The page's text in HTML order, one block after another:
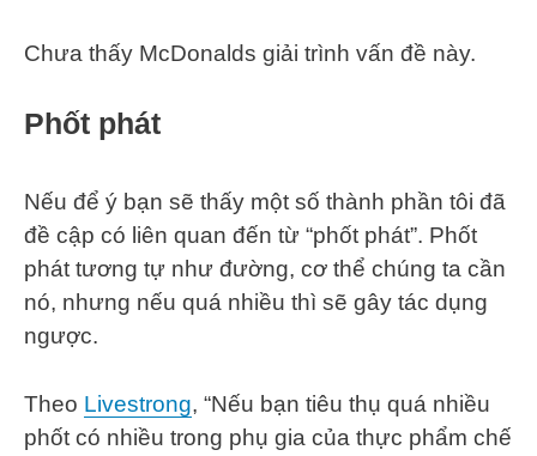
Chưa thấy McDonalds giải trình vấn đề này.
Phốt phát
Nếu để ý bạn sẽ thấy một số thành phần tôi đã
đề cập có liên quan đến từ “phốt phát”. Phốt
phát tương tự như đường, cơ thể chúng ta cần
nó, nhưng nếu quá nhiều thì sẽ gây tác dụng
ngược.
Theo Livestrong, “Nếu bạn tiêu thụ quá nhiều
phốt có nhiều trong phụ gia của thực phẩm chế